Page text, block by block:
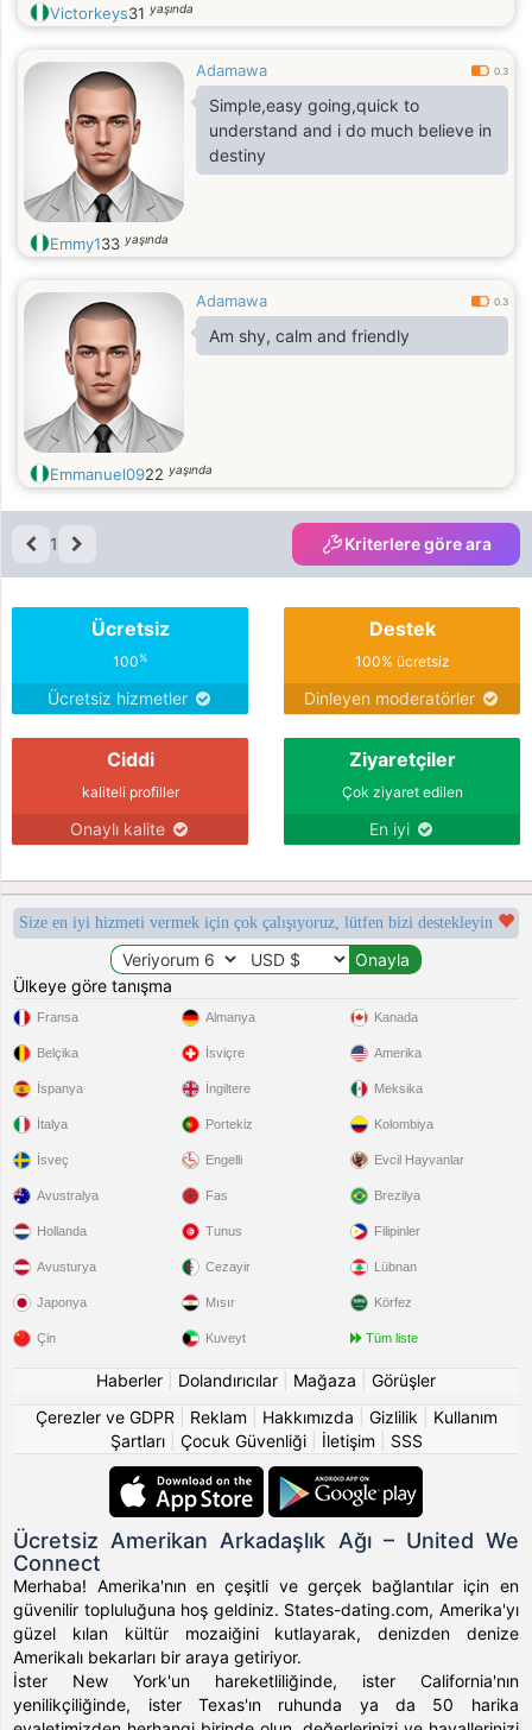
Victorkeys31 yaşında
Adamawa 0.3
Simple,easy going,quick to
understand and i do much believe in
destiny
Emmy133 yaşında
Adamawa 0.3
Am shy, calm and friendly
Emmanuel0922 yaşında
1 Kriterlere göre ara
Ücretsiz
100%
Ücretsiz hizmetler
Destek
100% ücretsiz
Dinleyen moderatörler
Ciddi
kaliteli profiller
Onaylı kalite
Ziyaretçiler
Çok ziyaret edilen
En iyi
Size en iyi hizmeti vermek için çok çalışıyoruz, lütfen bizi destekleyin
Ülkeye göre tanışma
Fransa
Belçika
İspanya
İtalya
İsveç
Almanya
İsviçre
İngiltere
Portekiz
Engelli
Kanada
Amerika
Meksika
Kolombiya
Evcil Hayvanlar
Avustralya
Hollanda
Avusturya
Japonya
Çin
Fas
Tunus
Cezayir
Mısır
Kuveyt
Brezilya
Filipinler
Lübnan
Körfez
Tüm liste
Haberler Dolandırıcılar Mağaza
Görüşler
Çerezler ve GDPR
Reklam Hakkımızda Gizlilik
Kullanım
Şartları| Çocuk Güvenliği| İletişim SSS
Ücretsiz Amerikan Arkadaşlık Ağı – United We
Connect
Merhaba! Amerika'nın en çeşitli ve gerçek bağlantılar için en
güvenilir topluluğuna hoş geldiniz. States-dating.com, Amerika'yı
güzel kılan kültür mozaiğini kutlayarak, denizden denize
Amerikalı bekarları bir araya getiriyor.
İster New York'un hareketliliğinde, ister California'nın
yenilikçiliğinde, ister Texas'ın ruhunda ya da 50 harika